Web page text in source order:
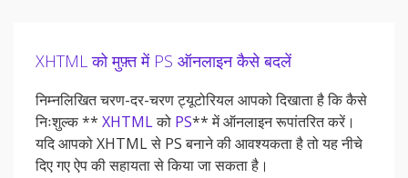
XHTML को मुफ़्त में PS ऑनलाइन कैसे बदलें
निम्नलिखित चरण-दर-चरण ट्यूटोरियल आपको दिखाता है कि कैसे
निःशुल्क ** XHTMLको PS** में ऑनलाइन रूपांतरित करें।
यदि आपको XHTML से PS बनाने की आवश्यकता है तो यह नीचे
दिए गए ऐप की सहायता से किया जा सकता है।